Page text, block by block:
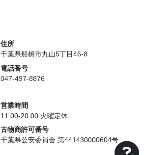
住所
千葉県船橋市丸山5丁目46-8
電話番号
047-497-8876
営業時間
11:00-20:00 火曜定休
古物商許可番号
千葉県公安委員会 第441430000604号